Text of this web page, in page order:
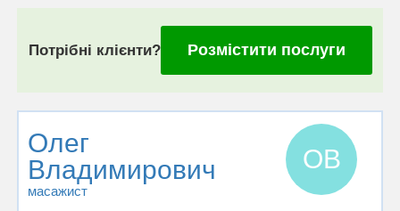
Потрібні клієнти? Розмістити послуги
Олег
Владимирович
масажист
ОВ